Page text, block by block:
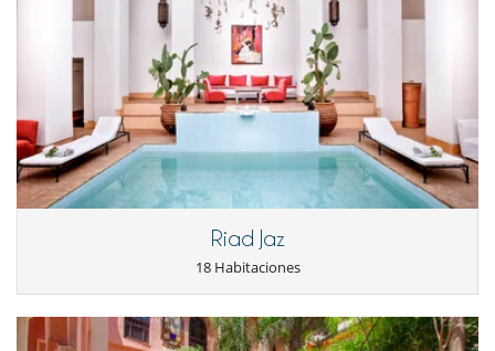
Riad Jaz
18 Habitaciones